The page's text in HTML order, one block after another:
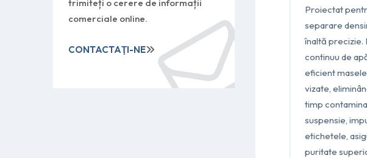
Proiectat
separare
înaltă precizie.
continuu de
eficient
vizate,
timp
suspensie,
etichetele,
puritate
trimiteți o cerere de informații
comerciale online.
CONTACTAŢI-NE